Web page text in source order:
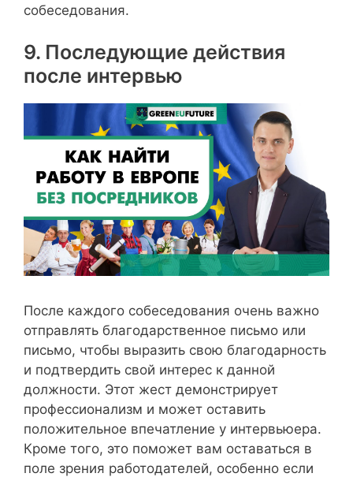
собеседования.
9. Последующие действия
после интервью
После каждого собеседования очень важно
отправлять благодарственное письмо или
письмо, чтобы выразить свою благодарность
и подтвердить свой интерес к данной
должности. Этот жест демонстрирует
профессионализм и может оставить
положительное впечатление у интервьюера.
Кроме того, это поможет вам оставаться в
поле зрения работодателей, особенно если